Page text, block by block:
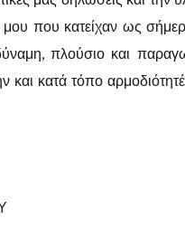
που κατείχαν ως
πλούσιο και
και κατά τόπο